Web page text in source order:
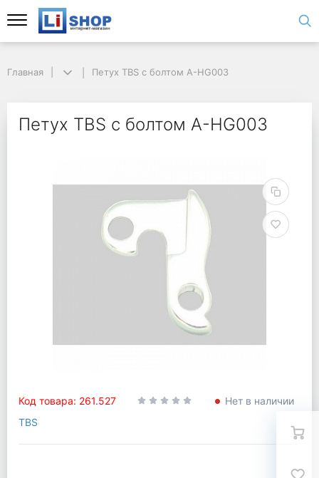
Главная Петух TBS с болтом A-HG003
Петух TBS с болтом A-HG003
Код товара: 261.527
Нет в наличии
TBS